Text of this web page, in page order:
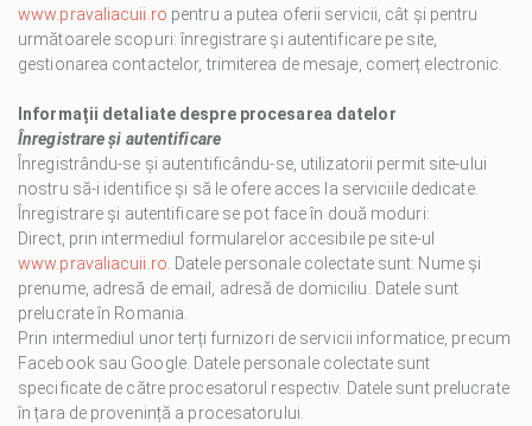
www.pravaliacuii.ro pentru a putea oferii servicii, cât și pentru
următoarele scopuri: înregistrare și autentificare pe site,
gestionarea contactelor, trimiterea de mesaje, comerț electronic.
Informații detaliate despre procesarea datelor
Înregistrare și autentificare
Înregistrându-se și autentificându-se, utilizatorii permit site-ului
nostru să-i identifice și să le ofere acces la serviciile dedicate.
Înregistrare și autentificare se pot face în două moduri:
Direct, prin intermediul formularelor accesibile pe site-ul
www.pravaliacuii.ro . Datele personale colectate sunt: Nume și
prenume, adresă de email, adresă de domiciliu. Datele sunt
prelucrate în Romania.
Prin intermediul unor terți furnizori de servicii informatice, precum
Facebook sau Google. Datele personale colectate sunt
specificate de către procesatorul respectiv. Datele sunt prelucrate
în țara de provenință a procesatorului.